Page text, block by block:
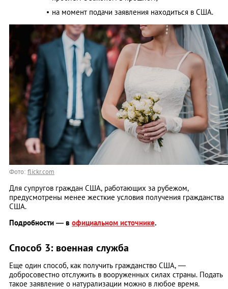
на момент подачи заявления находиться в США.
Фото: flickr.com
Для супругов граждан США, работающих за рубежом,
предусмотрены менее жесткие условия получения гражданства
США.
Подробности — в официальном источнике.
Способ 3: военная служба
Еще один способ, как получить гражданство США, —
добросовестно отслужить в вооруженных силах страны. Подать
такое заявление о натурализации можно в любое время.